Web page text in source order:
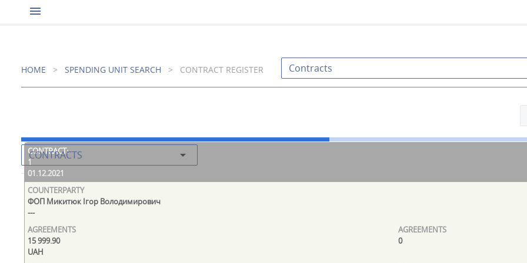
menu
HOME > SPENDING UNIT SEARCH > CONTRACT REGISTER Contracts
CONTRACTS arrow_drop_down
1
01.12.2021
ФОП Микитюк Ігор Володимирович
---
15 999.90
UAH
0